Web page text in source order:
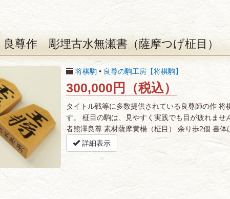
尊作 彫埋古水無瀬書（薩摩つげ柾目）
将棋駒 • 良尊の駒工房【将棋駒】
300,000円（税込）
タイトル戦等に多数提供されている良尊師の作
す。 柾目の駒は、見やすく実践でも目が疲れま
者熊澤良尊 素材薩摩黄楊（柾目） 余り歩2個 書
詳細表示